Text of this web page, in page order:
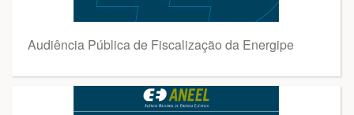
Audiência Pública de Fiscalização da Energipe